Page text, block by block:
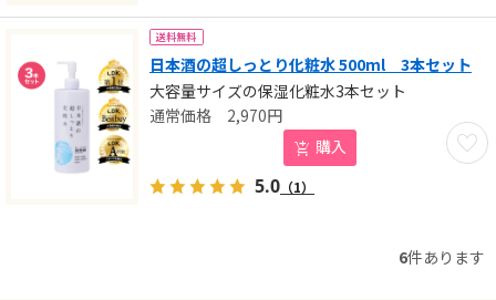
送料無料
日本酒の超しっとり化粧水 500ml 3本セット
大容量サイズの保湿化粧水3本セット
お気
2,970円
購入
5.0 （1）
6件あります